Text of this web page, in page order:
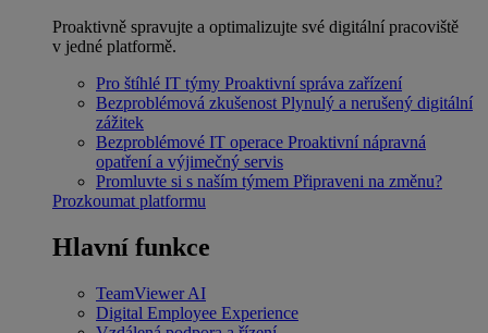
Proaktivně spravujte a optimalizujte své digitální pracoviště
v jedné platformě.
Pro štíhlé IT týmy Proaktivní správa zařízení
Bezproblémová zkušenost Plynulý a nerušený digitální
zážitek
Bezproblémové IT operace Proaktivní nápravná
opatření a výjimečný servis
Promluvte si s naším týmem Připraveni na změnu?
Prozkoumat platformu
Hlavní funkce
TeamViewer AI
Digital Employee Experience